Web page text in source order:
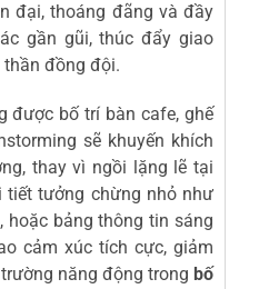
đại, thoáng đãng và đầy
gần gũi, thúc đẩy giao
đồng đội.
được bố trí bàn cafe, ghế
sẽ khuyến khích
thay vì ngồi lặng lẽ tại
tiết tưởng chừng nhỏ như
hoặc bảng thông tin sáng
cảm xúc tích cực, giảm
năng động trong bố